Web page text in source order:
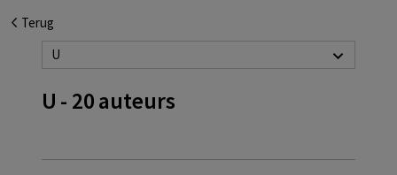
Terug
U
U - 20 auteurs